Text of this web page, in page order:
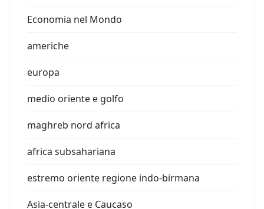
Economia nel Mondo
americhe
europa
medio oriente e golfo
maghreb nord africa
africa subsahariana
estremo oriente regione indo-birmana
Asia-centrale e Caucaso